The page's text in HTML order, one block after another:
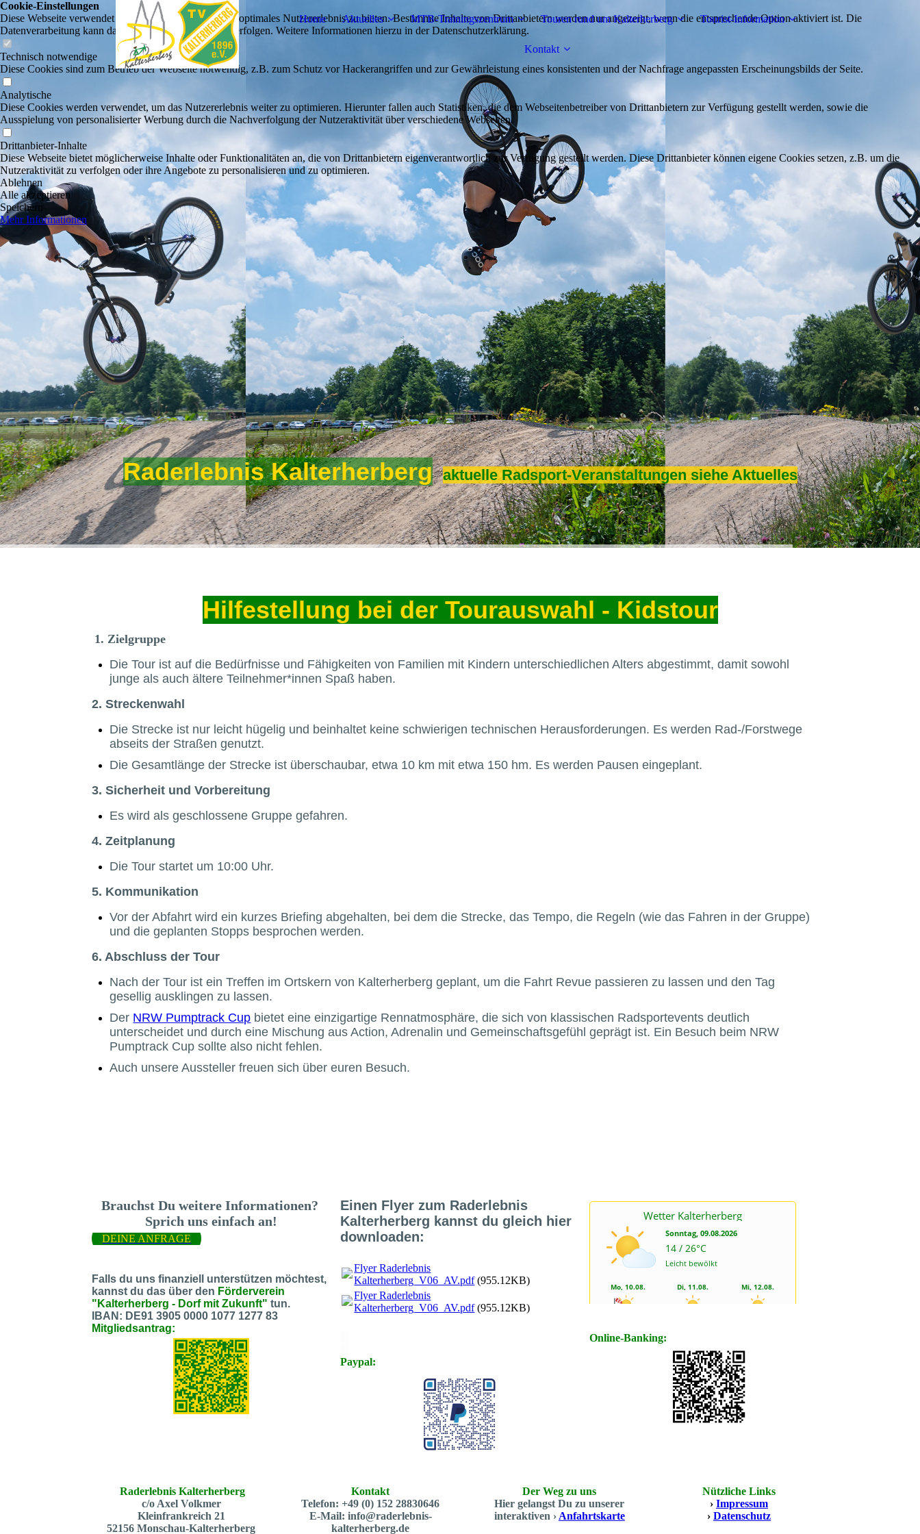
Home Aktuelles MTB-Trainingszentrum Touren rund um Kalterherberg Tourist-Information
Kontakt
Raderlebnis Kalterherberg aktuelle Radsport-Veranstaltungen siehe Aktuelles
Hilfestellung bei der Tourauswahl - Kidstour
1. Zielgruppe
Die Tour ist auf die Bedürfnisse und Fähigkeiten von Familien mit Kindern unterschiedlichen Alters abgestimmt, damit sowohl
junge als auch ältere Teilnehmer*innen Spaß haben.
2. Streckenwahl
Die Strecke ist nur leicht hügelig und beinhaltet keine schwierigen technischen Herausforderungen. Es werden Rad-/Forstwege
abseits der Straßen genutzt.
Die Gesamtlänge der Strecke ist überschaubar, etwa 10 km mit etwa 150 hm. Es werden Pausen eingeplant.
3. Sicherheit und Vorbereitung
Es wird als geschlossene Gruppe gefahren.
4. Zeitplanung
Die Tour startet um 10:00 Uhr.
5. Kommunikation
Vor der Abfahrt wird ein kurzes Briefing abgehalten, bei dem die Strecke, das Tempo, die Regeln (wie das Fahren in der Gruppe)
und die geplanten Stopps besprochen werden.
6. Abschluss der Tour
Nach der Tour ist ein Treffen im Ortskern von Kalterherberg geplant, um die Fahrt Revue passieren zu lassen und den Tag
gesellig ausklingen zu lassen.
Der NRW Pumptrack Cup bietet eine einzigartige Rennatmosphäre, die sich von klassischen Radsportevents deutlich
unterscheidet und durch eine Mischung aus Action, Adrenalin und Gemeinschaftsgefühl geprägt ist. Ein Besuch beim NRW
Pumptrack Cup sollte also nicht fehlen.
Auch unsere Aussteller freuen sich über euren Besuch.
Brauchst Du weitere Informationen?
Sprich uns einfach an!
DEINE ANFRAGE
Falls du uns finanziell unterstützen möchtest,
kannst du das über den Förderverein
"Kalterherberg - Dorf mit Zukunft" tun.
IBAN: DE91 3905 0000 1077 1277 83
Mitgliedsantrag:
Einen Flyer zum Raderlebnis
Kalterherberg kannst du gleich hier
downloaden:
Flyer Raderlebnis
Kalterherberg_V06_AV.pdf(955.12KB)
Flyer Raderlebnis
Kalterherberg_V06_AV.pdf(955.12KB)
Paypal:
Online-Banking:
Raderlebnis Kalterherberg
c/o Axel Volkmer
Kleinfrankreich 21
52156 Monschau-Kalterherberg
Kontakt
Telefon: +49 (0) 152 28830646
E-Mail: info@raderlebnis-
kalterherberg.de
Der Weg zu uns
Hier gelangst Du zu unserer
interaktiven › Anfahrtskarte
Nützliche Links
› Impressum
› Datenschutz
Cookie-Einstellungen
Diese Webseite verwendet Cookies, um Besuchern ein optimales Nutzererlebnis zu bieten. Bestimmte Inhalte von Drittanbietern werden nur angezeigt, wenn die entsprechende Option aktiviert ist. Die
Datenverarbeitung kann dann auch in einem Drittland erfolgen. Weitere Informationen hierzu in der Datenschutzerklärung.
Technisch notwendige
Diese Cookies sind zum Betrieb der Webseite notwendig, z.B. zum Schutz vor Hackerangriffen und zur Gewährleistung eines konsistenten und der Nachfrage angepassten Erscheinungsbilds der Seite.
Analytische
Diese Cookies werden verwendet, um das Nutzererlebnis weiter zu optimieren. Hierunter fallen auch Statistiken, die dem Webseitenbetreiber von Drittanbietern zur Verfügung gestellt werden, sowie die
Ausspielung von personalisierter Werbung durch die Nachverfolgung der Nutzeraktivität über verschiedene Webseiten.
Drittanbieter-Inhalte
Diese Webseite bietet möglicherweise Inhalte oder Funktionalitäten an, die von Drittanbietern eigenverantwortlich zur Verfügung gestellt werden. Diese Drittanbieter können eigene Cookies setzen, z.B. um die
Nutzeraktivität zu verfolgen oder ihre Angebote zu personalisieren und zu optimieren.
Ablehnen
Alle akzeptieren
Speichern
Mehr Informationen